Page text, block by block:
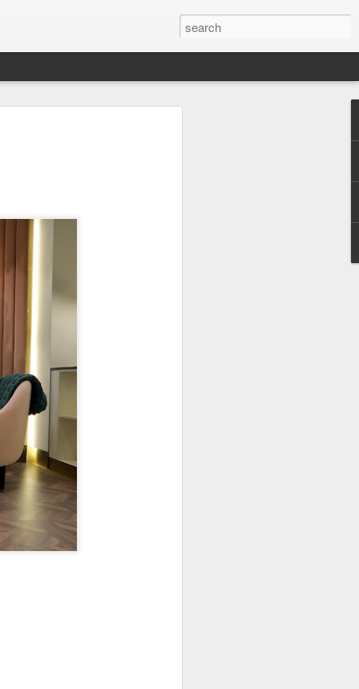
برنامج سهل مفروض يسهلك
أنا قلت يمكن ناطرين تنتهي الحاليه و
و انطر و انطر
بعدين قلنا خل ندخل سايت وزارة
انزين يا برنامج سهل ليش ما قلت بدال
طبعا ماكو رقم للتواصل دايما ما